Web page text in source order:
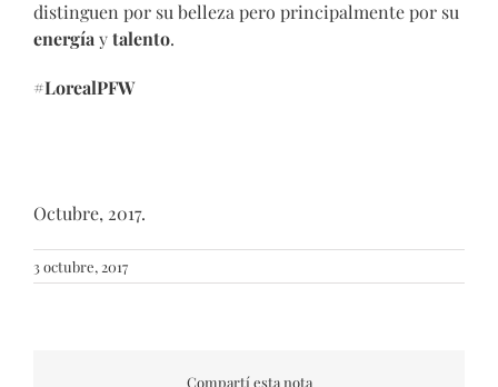
distinguen por su belleza pero principalmente por su
energía ytalento.
#LorealPFW
Octubre, 2017.
3 octubre, 2017
Compartí esta nota